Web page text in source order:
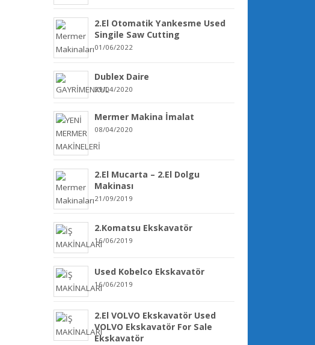
2.El Otomatik Yankesme Used
Singile Saw Cutting
01/06/2022
Dublex Daire
29/04/2020
Mermer Makina İmalat
08/04/2020
2.El Mucarta – 2.El Dolgu
Makinası
21/09/2019
2.Komatsu Ekskavatör
16/06/2019
Used Kobelco Ekskavatör
16/06/2019
2.El VOLVO Ekskavatör Used
VOLVO Ekskavatör For Sale
Ekskavatör